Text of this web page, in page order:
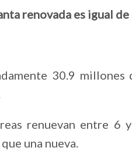
renovada es igual de
30.9
renuevan entre
una nueva.